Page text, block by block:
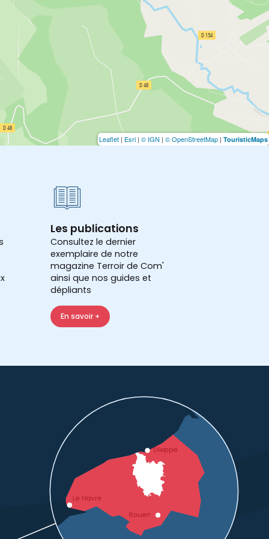
Leaflet | Esri | © IGN | © OpenStreetMap | TouristicMaps
Les publications
Consultez le dernier
exemplaire de notre
magazine Terroir de Com'
ainsi que nos guides et
dépliants
En savoir +